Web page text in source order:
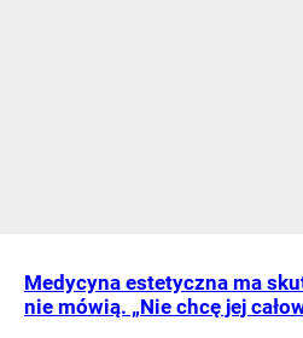
Medycyna estetyczna ma
nie mówią. „Nie chcę jej